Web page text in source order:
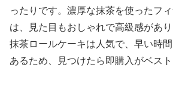
ったりです。濃厚な抹茶を使ったフ
は、見た目もおしゃれで高級感があ
抹茶ロールケーキは人気で、早い時
あるため、見つけたら即購入がベスト